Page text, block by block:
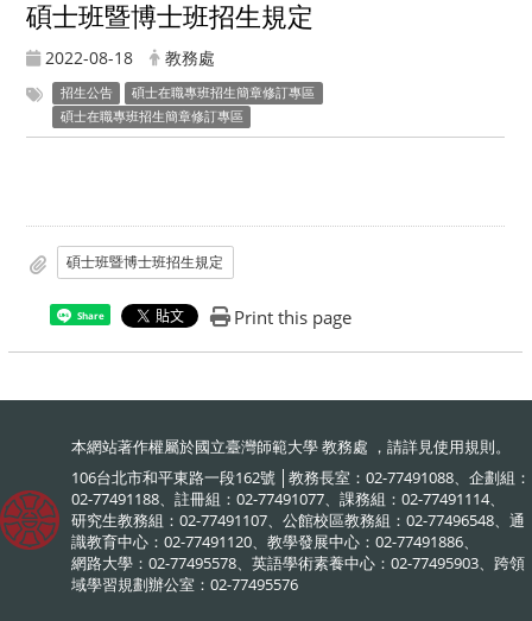
碩士班暨博士班招生規定
2022-08-18 教務處
招生公告
碩士在職專班招生簡章修訂專區
碩士在職專班招生簡章修訂專區
碩士班暨博士班招生規定
Share Print this page
本網站著作權屬於國立臺灣師範大學 教務處 ，請詳見使用規則。
106台北市和平東路一段162號 │教務長室：02-77491088、企劃組：
02-77491188、註冊組：02-77491077、課務組：02-77491114、
研究生教務組：02-77491107、公館校區教務組：02-77496548、通
識教育中心：02-77491120、教學發展中心：02-77491886、
網路大學：02-77495578、英語學術素養中心：02-77495903、跨領
域學習規劃辦公室：02-77495576